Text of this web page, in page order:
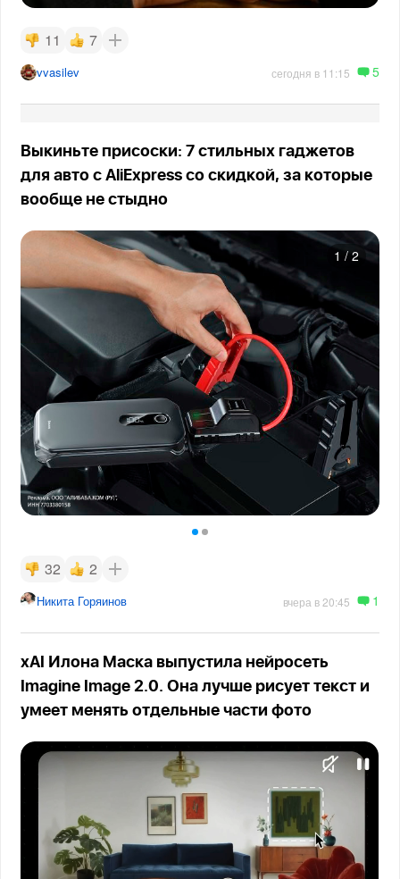
11 7
vvasilev сегодня в 11:15 5
Выкиньте присоски: 7 стильных гаджетов
для авто с AliExpress со скидкой, за которые
вообще не стыдно
1 / 2
32 2
Никита Горяинов вчера в 20:45 1
xAI Илона Маска выпустила нейросеть
Imagine Image 2.0. Она лучше рисует текст и
умеет менять отдельные части фото